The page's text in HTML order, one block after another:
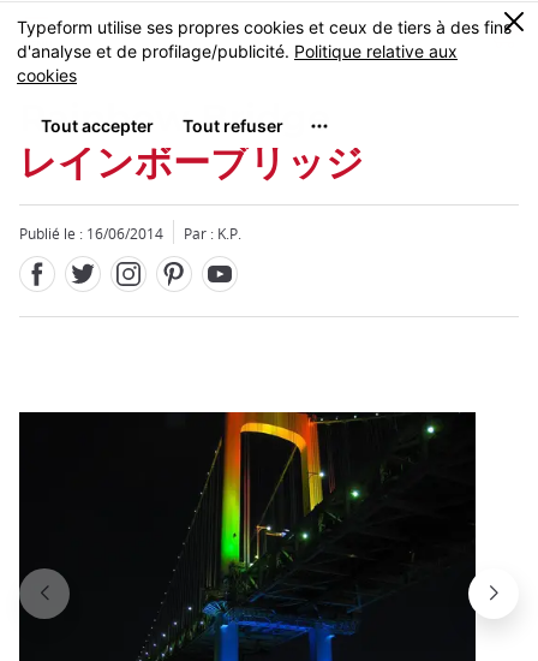
Skip
to
main
MENU
0
Rainbow Bridge
レインボーブリッジ
Publié le : 16/06/2014 Par : K.P.
Fermer